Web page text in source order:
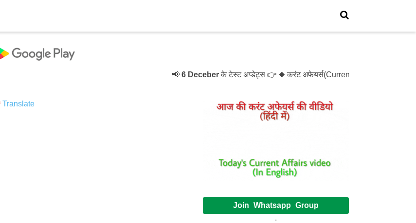
6 Deceberके टेस्ट अप्डेट्स 👉 ◆ करंट अफेयर्स(Current Affairs)- Test- 1214 ◆
Translate
Join Whatsapp Group
.